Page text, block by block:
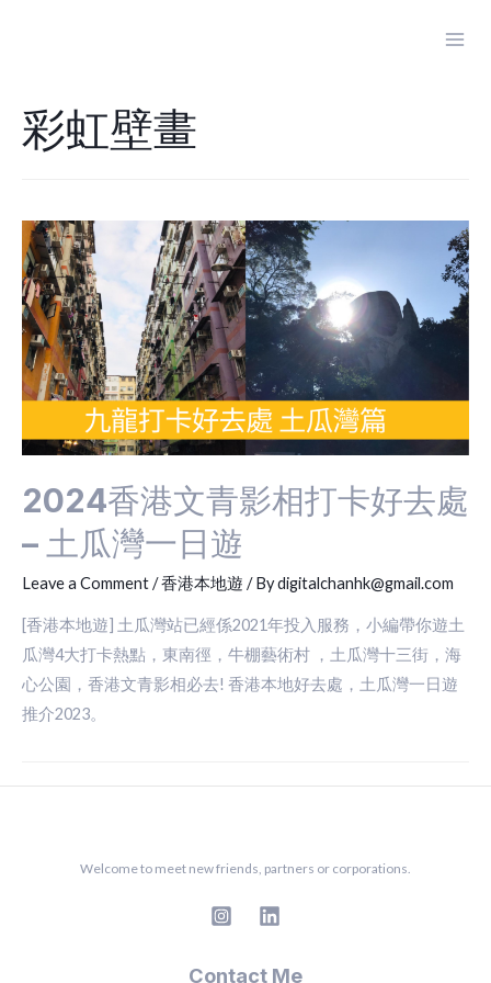
彩虹壁畫
2024香港文青影相打卡好去處
– 土瓜灣一日遊
Leave a Comment/香港本地遊 / Bydigitalchanhk@gmail.com
[香港本地遊] 土瓜灣站已經係2021年投入服務，小編帶你遊土
瓜灣4大打卡熱點，東南徑，牛棚藝術村 ，土瓜灣十三街，海
心公園，香港文青影相必去! 香港本地好去處，土瓜灣一日遊
推介2023。
Welcome to meet new friends, partners or corporations.
Contact Me